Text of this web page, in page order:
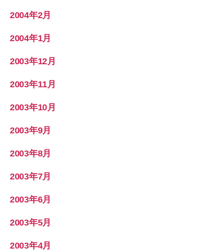
2004年2月
2004年1月
2003年12月
2003年11月
2003年10月
2003年9月
2003年8月
2003年7月
2003年6月
2003年5月
2003年4月